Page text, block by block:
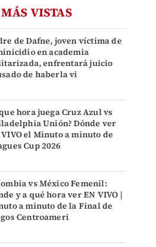
VISTAS
de Dafne, joven víctima de
en academia
enfrentará juicio
de haberla vi
hora juega Cruz Azul vs
Unión? Dónde ver
VIVO el Minuto a minuto de
Cup 2026
vs México Femenil:
y a qué hora ver EN VIVO |
a minuto de la Final de
Centroameri